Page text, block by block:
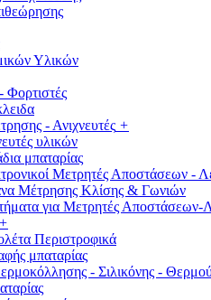
Υλικών
Φορτιστές
- Ανιχνευτές +
υλικών
μπαταρίας
Μετρητές Αποστάσεων -
Μέτρησης Κλίσης & Γωνιών
για Μετρητές Αποστάσεων-
+
Περιστροφικά
μπαταρίας
- Σιλικόνης -